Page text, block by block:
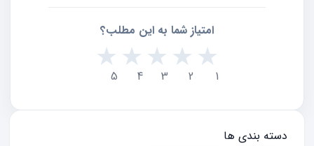
امتیاز شما به این مطلب؟
★1
★2
★
3
★4
★
5
دسته بندی ها